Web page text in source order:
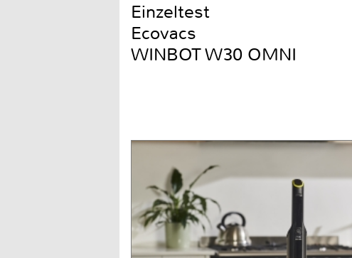
Einzeltest
Ecovacs
WINBOT W30 OMNI